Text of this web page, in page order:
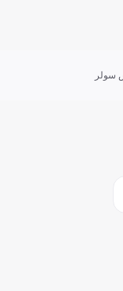
سولر